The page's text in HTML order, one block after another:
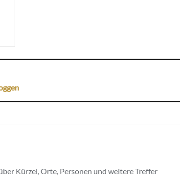
Kürzel, Orte, Personen und weitere Treffer